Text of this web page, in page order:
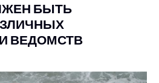
БЫТЬ
ВЕДОМСТВ